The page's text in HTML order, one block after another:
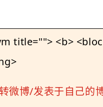
title=""> <b>
博/发表于自己的